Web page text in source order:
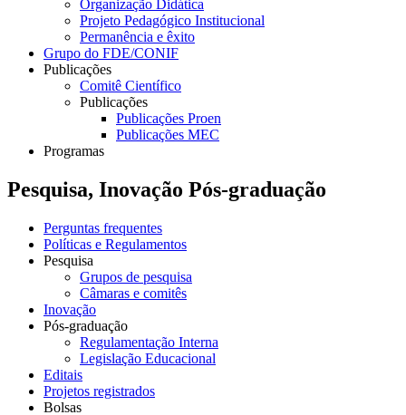
Organização Didática
Projeto Pedagógico Institucional
Permanência e êxito
Grupo do FDE/CONIF
Publicações
Comitê Científico
Publicações
Publicações Proen
Publicações MEC
Programas
Pesquisa, Inovação Pós-graduação
Perguntas frequentes
Políticas e Regulamentos
Pesquisa
Grupos de pesquisa
Câmaras e comitês
Inovação
Pós-graduação
Regulamentação Interna
Legislação Educacional
Editais
Projetos registrados
Bolsas